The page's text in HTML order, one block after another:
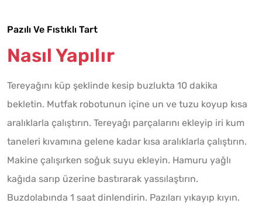
Pazılı Ve Fıstıklı Tart
Nasıl Yapılır
Tereyağını küp şeklinde kesip buzlukta 10 dakika
bekletin. Mutfak robotunun içine un ve tuzu koyup kısa
aralıklarla çalıştırın. Tereyağı parçalarını ekleyip iri kum
taneleri kıvamına gelene kadar kısa aralıklarla çalıştırın.
Makine çalışırken soğuk suyu ekleyin. Hamuru yağlı
kağıda sarıp üzerine bastırarak yassılaştırın.
Buzdolabında 1 saat dinlendirin. Pazıları yıkayıp kıyın.